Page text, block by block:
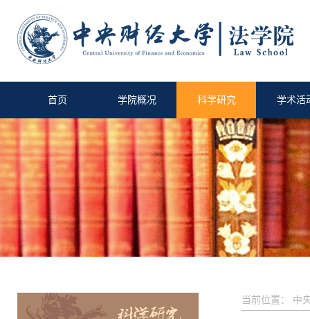
首页 学院概况 科学研究 学术活
当前位置： 中